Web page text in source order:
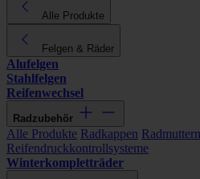
Alle Produkte
Felgen & Räder
Alufelgen
Stahlfelgen
Reifenwechsel
Radzubehör
Alle Produkte Radkappen
Reifendruckkontrollsysteme
Winterkompletträder